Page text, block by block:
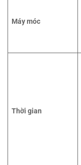
Máy móc
Thời gian